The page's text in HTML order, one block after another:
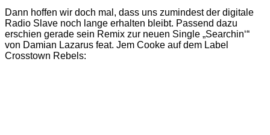
Dann hoffen wir doch mal, dass uns zumindest der digitale
Radio Slave noch lange erhalten bleibt. Passend dazu
erschien gerade sein Remix zur neuen Single „Searchin‘“
von Damian Lazarus feat. Jem Cooke auf dem Label
Crosstown Rebels: